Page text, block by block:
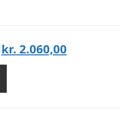
Den
oprindelige
var:
kr. 2.167,93.
kr. 2.060,00Den
kr.